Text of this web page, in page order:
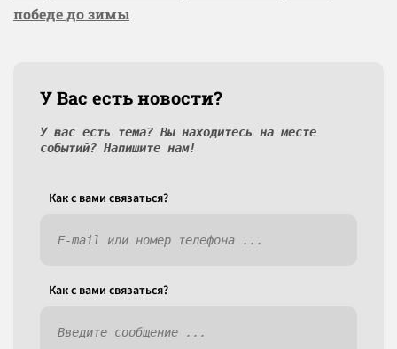
победе до зимы
У Вас есть новости?
У вас есть тема? Вы находитесь на месте
событий? Напишите нам!
Как c вами связаться?
Как c вами связаться?